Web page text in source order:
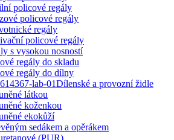
policové regály
policové regály
regály
policové regály
s vysokou nosností
regály do skladu
regály do dílny
Dílenské a provozní židle
látkou
koženkou
ekokůží
sedákem a opěrákem
(PUR)